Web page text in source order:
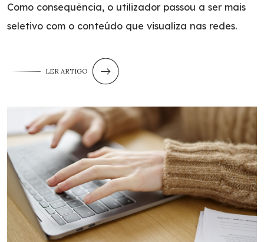
Como consequência, o utilizador passou a ser mais
seletivo com o conteúdo que visualiza nas redes.
LER ARTIGO